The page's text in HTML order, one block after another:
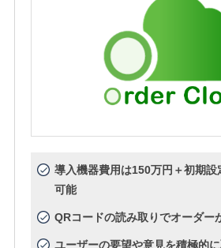
導入機器費用は150万円＋初期
可能
QRコードの読み取りでオーダー
ユーザーの要望や意見を積極的